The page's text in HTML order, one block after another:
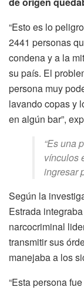
“Esto es lo
2441 personas
condena y a la
su país. El
persona muy
lavando copas y
en algún bar”,
“Es una
vínculos
ingresar
Según la
Estrada
narcocriminal
transmitir sus
manejaba a los
“Esta persona